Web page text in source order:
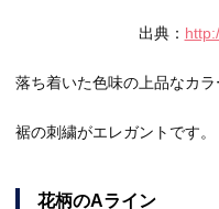
出典：
落ち着いた色味の上品なカラ
裾の刺繍がエレガントです。
花柄のAライン